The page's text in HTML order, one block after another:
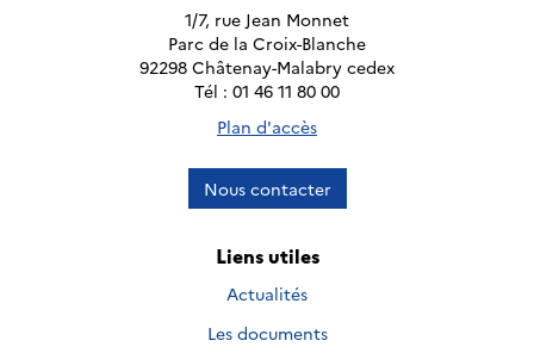
1/7, rue Jean Monnet
Parc de la Croix-Blanche
92298 Châtenay-Malabry cedex
Tél : 01 46 11 80 00
Plan d'accès
Nous contacter
Liens utiles
Actualités
Les documents